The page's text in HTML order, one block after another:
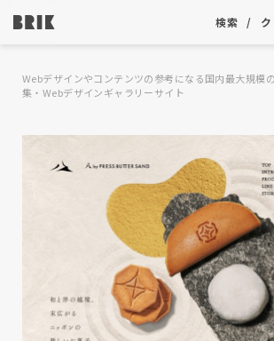
検索
Webデザインやコンテンツの参考になる国内最大規模
集・Webデザインギャラリーサイト